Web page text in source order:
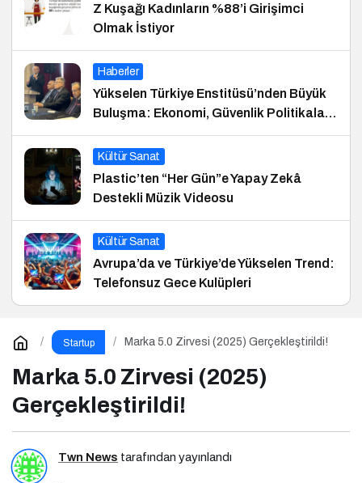
Z Kuşağı Kadınların %88’i Girişimci
Olmak İstiyor
Haberler
Yükselen Türkiye Enstitüsü’nden Büyük
Buluşma: Ekonomi, Güvenlik Politikaları
ve Hukuk Konferansı
Kültür Sanat
Plastic’ten “Her Gün”e Yapay Zekâ
Destekli Müzik Videosu
Kültür Sanat
Avrupa’da ve Türkiye’de Yükselen Trend:
Telefonsuz Gece Kulüpleri
Startup Marka 5.0 Zirvesi (2025) Gerçekleştirildi!
Marka 5.0 Zirvesi (2025)
Gerçekleştirildi!
Twn News tarafından yayınlandı